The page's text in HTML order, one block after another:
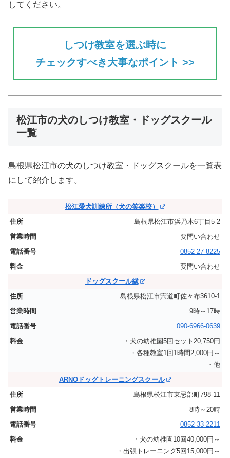
してください。
しつけ教室を選ぶ時に
チェックすべき大事なポイント >>
松江市の犬のしつけ教室・ドッグスクール
一覧
島根県松江市の犬のしつけ教室・ドッグスクールを一覧表
にして紹介します。
松江愛犬訓練所（犬の笑楽校）
島根県松江市浜乃木6丁目5-2
要問い合わせ
0852-27-8225
要問い合わせ
ドッグスクール縁
島根県松江市宍道町佐々布3610-1
9時～17時
090-6966-0639
・犬の幼稚園5回セット20,750円
・各種教室1回1時間2,000円～
・他
ARNOドッグトレーニングスクール
島根県松江市東忌部町798-11
8時～20時
0852-33-2211
・犬の幼稚園10回40,000円～
・出張トレーニング5回15,000円～